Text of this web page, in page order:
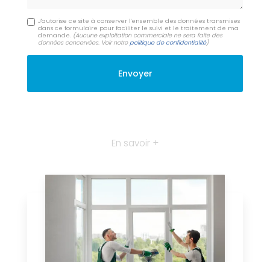
J'autorise ce site à conserver l'ensemble des données transmises
dans ce formulaire pour faciliter le suivi et le traitement de ma
demande. (Aucune exploitation commerciale ne sera faite des
données concervées. Voir notrepolitique de confidentialité)
En savoir +